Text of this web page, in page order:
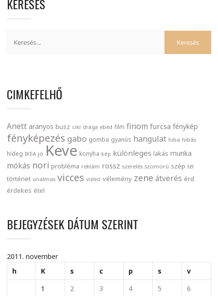
KERESÉS
CIMKEFELHŐ
Anett aranyos busz ciki drága ebéd film finom furcsa fénykép
fényképezés gabo gomba gyanús hangulat hiba hibás
hideg IKEA jó Keve konyha kép különleges lakás munka
mókás nori probléma reklám rossz szerelés szomorú szép tél
történet unalmas vicces videó vélemény zene átverés érd
érdekes étel
BEJEGYZÉSEK DÁTUM SZERINT
2011. november
h
K s c p s
v
1
2 3 4 5
6